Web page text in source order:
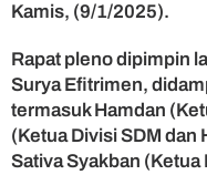
n
M
a
h
y
e
Kamis, (9/1/2025).
Rapat pleno dipimpin
Surya Efitrimen,
termasuk Hamdan
(Ketua Divisi SDM dan
Sativa Syakban